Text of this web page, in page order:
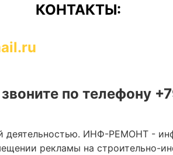
КОНТАКТЫ:
по телефону
ИНФ-РЕМОНТ -
рекламы на строительно-